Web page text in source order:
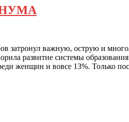
важную, острую и
развитие системы
женщин и вовсе 13%. Только